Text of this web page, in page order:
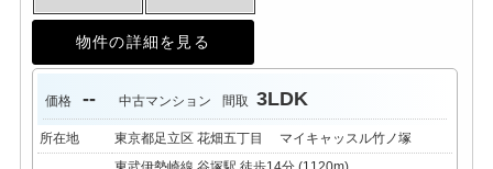
物件の詳細を見る
価格 -- 中古マンション 間取 3LDK
所在地 東京都足立区 花畑五丁目 マイキャッスル竹ノ塚